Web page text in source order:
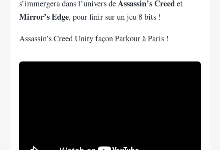
s’immergera dans l’univers deAssassin’s Creedet
Mirror’s Edge, pour finir sur un jeu 8 bits !
Assassin’s Creed Unity façon Parkour à Paris !